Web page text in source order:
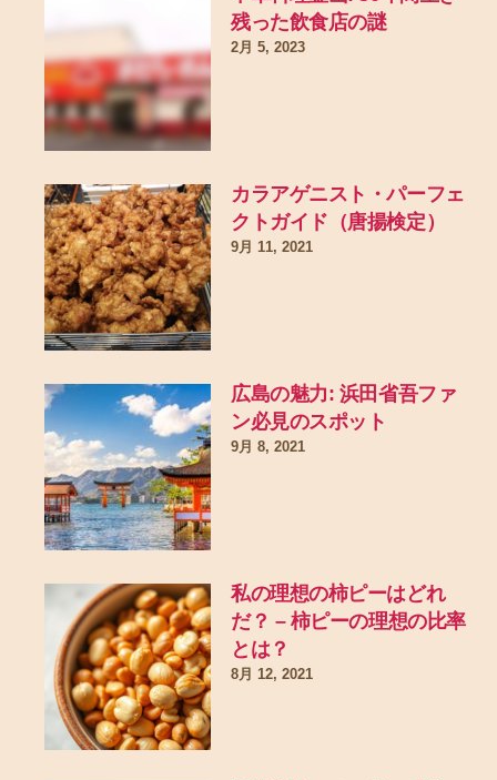
残った飲食店の謎
2月 5, 2023
カラアゲニスト・パーフェ
クトガイド（唐揚検定）
9月 11, 2021
広島の魅力: 浜田省吾ファ
ン必見のスポット
9月 8, 2021
私の理想の柿ピーはどれ
だ？ – 柿ピーの理想の比率
とは？
8月 12, 2021